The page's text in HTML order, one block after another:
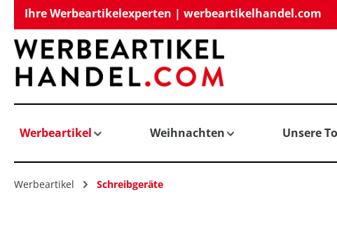
Zur Hauptnavigation springen
Ihre Werbeartikelexperten | werbeartikelhandel.com
Werbeartikel Weihnachten Unsere
Werbeartikel Schreibgeräte